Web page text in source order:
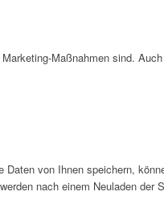
Maßnahmen sind.
von Ihnen speichern,
nach einem Neuladen der